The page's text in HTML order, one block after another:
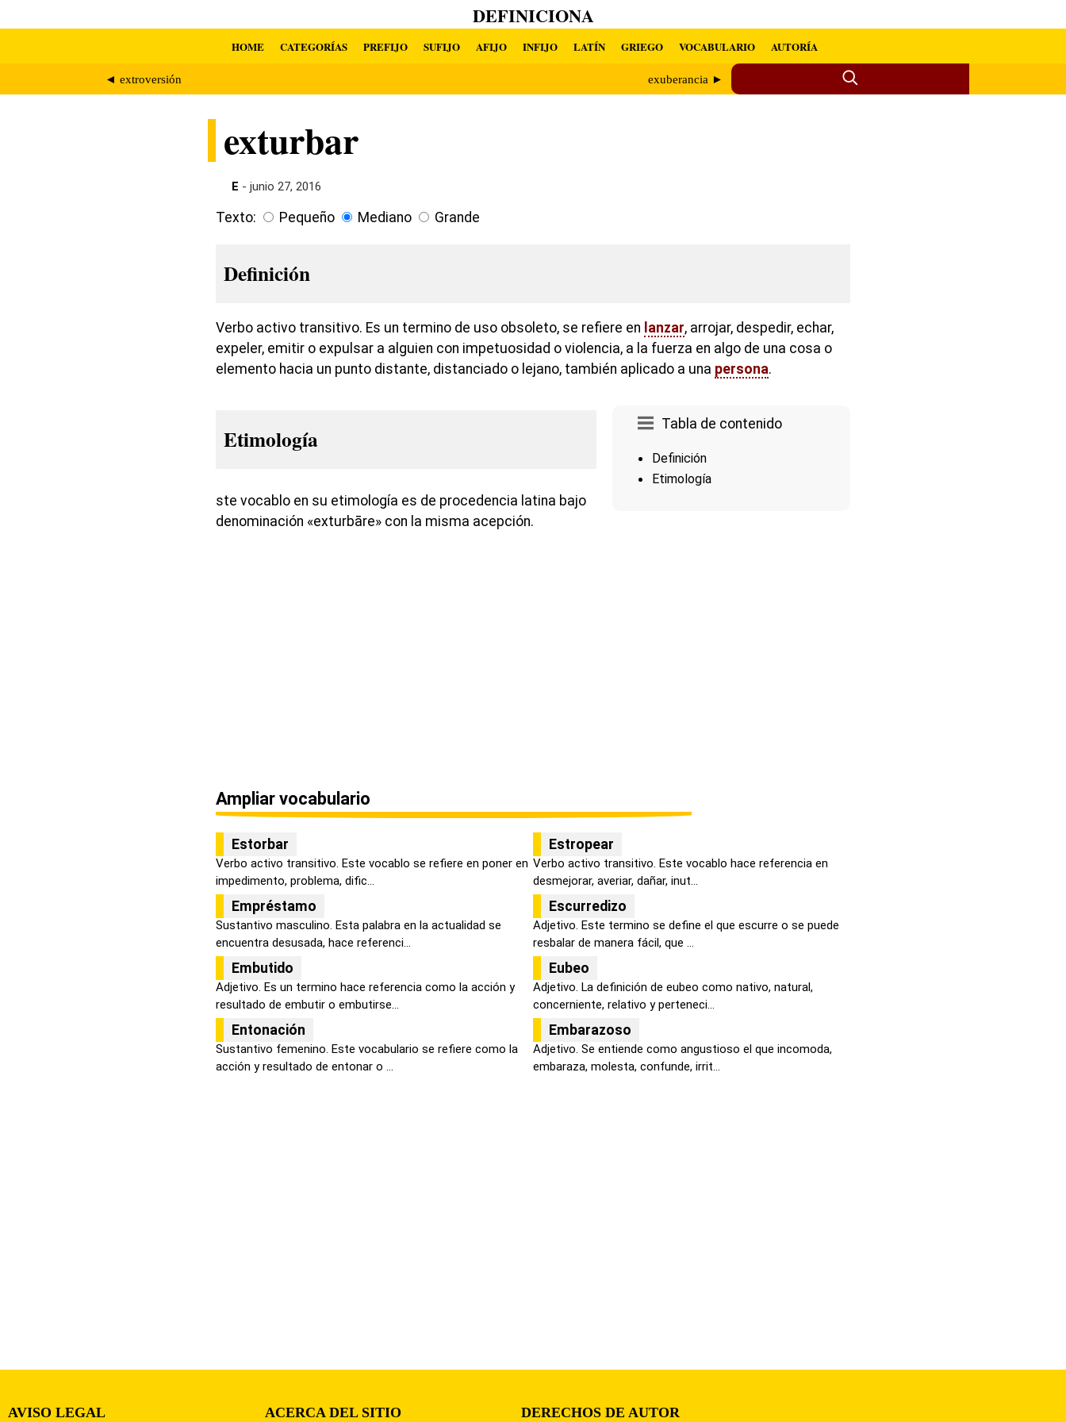
DEFINICIONA
HOME CATEGORÍAS PREFIJO SUFIJO AFIJO INFIJO LATÍN GRIEGO VOCABULARIO AUTORÍA
◄ extroversión exuberancia ►
exturbar
E - junio 27, 2016
Texto: Pequeño Mediano Grande
Definición
Verbo activo transitivo. Es un termino de uso obsoleto, se refiere en lanzar, arrojar, despedir, echar,
expeler, emitir o expulsar a alguien con impetuosidad o violencia, a la fuerza en algo de una cosa o
elemento hacia un punto distante, distanciado o lejano, también aplicado a una persona.
Tabla de contenido
Definición
Etimología
Etimología
ste vocablo en su etimología es de procedencia latina bajo
denominación «exturbāre» con la misma acepción.
Ampliar vocabulario
Estorbar
Verbo activo transitivo. Este vocablo se refiere en poner en
impedimento, problema, dific...
Estropear
Verbo activo transitivo. Este vocablo hace referencia en
desmejorar, averiar, dañar, inut...
Empréstamo
Sustantivo masculino. Esta palabra en la actualidad se
encuentra desusada, hace referenci...
Escurredizo
Adjetivo. Este termino se define el que escurre o se puede
resbalar de manera fácil, que ...
Embutido
Adjetivo. Es un termino hace referencia como la acción y
resultado de embutir o embutirse...
Eubeo
Adjetivo. La definición de eubeo como nativo, natural,
concerniente, relativo y perteneci...
Entonación
Sustantivo femenino. Este vocabulario se refiere como la
acción y resultado de entonar o ...
Embarazoso
Adjetivo. Se entiende como angustioso el que incomoda,
embaraza, molesta, confunde, irrit...
AVISO LEGAL ACERCA DEL SITIO DERECHOS DE AUTOR